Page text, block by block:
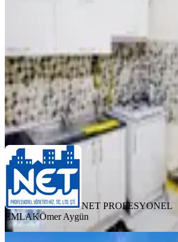
18.250 ₺
NET PROFESYONEL EMLAKÖmer Aygün
Ara
NET PROFESYONEL
EMLAKÖmer Aygün